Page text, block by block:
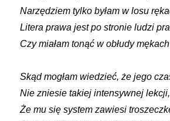
Narzędziem tylko byłam w losu
Litera prawa jest po stronie ludzi
Czy miałam tonąć w obłudy
Skąd mogłam wiedzieć, że jego
Nie zniesie takiej intensywnej lekcji,
Że mu się system zawiesi